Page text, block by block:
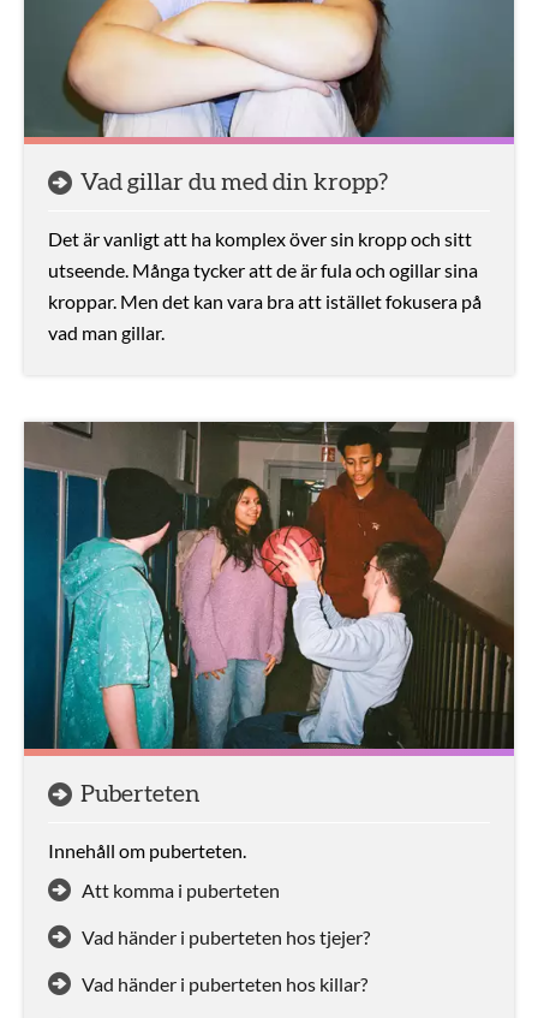
Vad gillar du med din kropp?
Det är vanligt att ha komplex över sin kropp och sitt
utseende. Många tycker att de är fula och ogillar sina
kroppar. Men det kan vara bra att istället fokusera på
vad man gillar.
Puberteten
Innehåll om puberteten.
Att komma i puberteten
Vad händer i puberteten hos tjejer?
Vad händer i puberteten hos killar?